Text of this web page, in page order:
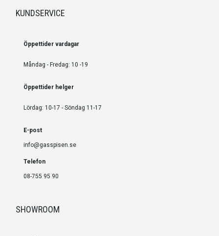
KUNDSERVICE
Öppettider vardagar
Måndag - Fredag: 10 -19
Öppettider helger
Lördag: 10-17 - Söndag 11-17
E-post
info@gasspisen.se
Telefon
08-755 95 90
SHOWROOM